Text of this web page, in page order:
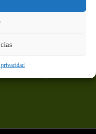
nos pondremos en
antes.